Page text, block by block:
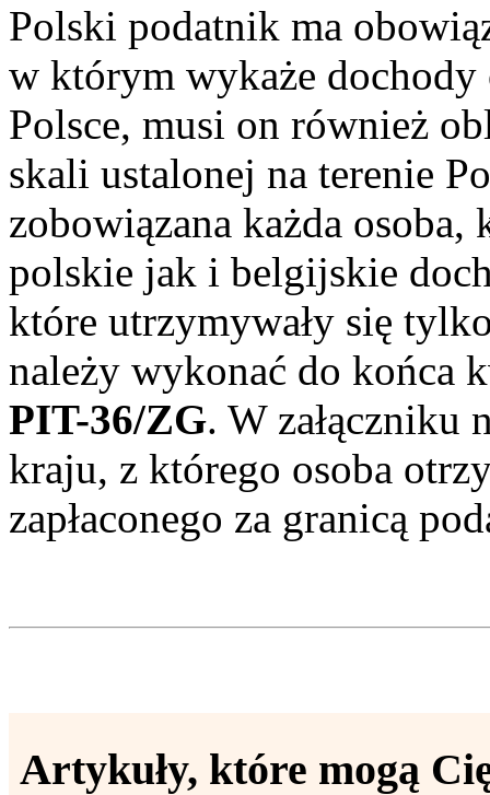
Polski podatnik ma
w którym wykaże
Polsce, musi on również
skali ustalonej na terenie
zobowiązana każda
polskie jak i belgijskie
które utrzymywały się
należy wykonać do końca
PIT-36/ZG. W załączniku
kraju, z którego osoba
zapłaconego za granicą
Artykuły, które mogą